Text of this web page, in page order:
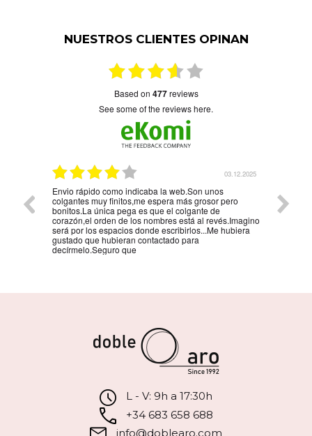
NUESTROS CLIENTES OPINAN
based on 477reviews
see some of the reviews here.
03.12.2025
Envio rápido como indicaba la web.Son unos
colgantes muy finitos,me espera más grosor pero
bonitos.La única pega es que el colgante de
corazón,el orden de los nombres está al revés.Imagino
será por los espacios donde escribirlos...Me hubiera
gustado que hubieran contactado para
decírmelo.Seguro que
la
L - V: 9h a 17:30h
+34 683 658 688
info@doblearo.com